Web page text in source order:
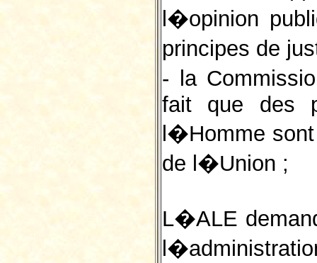
l�opinion
principes de
- la
fait que des
l�Homme
de l�Union ;
L�ALE